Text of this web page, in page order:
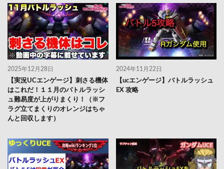
2025年12月28日
【実況UCエンゲージ】刺さる機体
はこれだ！１１月のバトルラッシ
ュ難易度が上がりまくり！（※フ
ラグ立てまくりのオレンジはちゃ
んと回収します）
2024年11月22日
【ucエンゲージ】バトルラッシュ
EX 攻略